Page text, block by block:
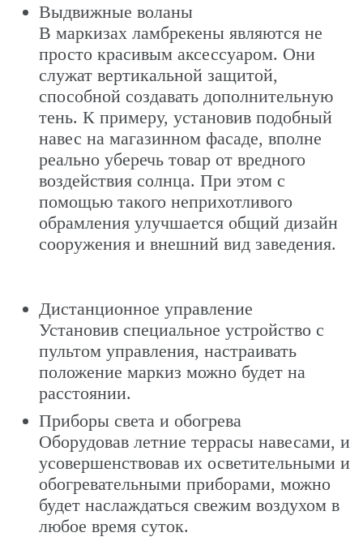
Выдвижные воланы
В маркизах ламбрекены являются не
просто красивым аксессуаром. Они
служат вертикальной защитой,
способной создавать дополнительную
тень. К примеру, установив подобный
навес на магазинном фасаде, вполне
реально уберечь товар от вредного
воздействия солнца. При этом с
помощью такого неприхотливого
обрамления улучшается общий дизайн
сооружения и внешний вид заведения.
Дистанционное управление
Установив специальное устройство с
пультом управления, настраивать
положение маркиз можно будет на
расстоянии.
Приборы света и обогрева
Оборудовав летние террасы навесами, и
усовершенствовав их осветительными и
обогревательными приборами, можно
будет наслаждаться свежим воздухом в
любое время суток.